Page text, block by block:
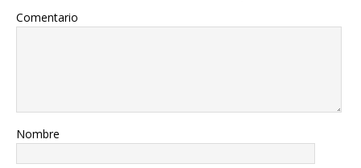
Comentario
Nombre